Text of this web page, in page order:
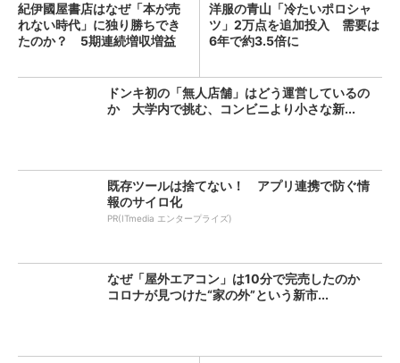
紀伊國屋書店はなぜ「本が売
れない時代」に独り勝ちでき
たのか？ 5期連続増収増益
洋服の青山「冷たいポロシャ
ツ」2万点を追加投入 需要は
6年で約3.5倍に
ドンキ初の「無人店舗」はどう運営しているの
か 大学内で挑む、コンビニより小さな新...
既存ツールは捨てない！ アプリ連携で防ぐ情
報のサイロ化
PR(ITmedia エンタープライズ)
なぜ「屋外エアコン」は10分で完売したのか
コロナが見つけた“家の外”という新市...